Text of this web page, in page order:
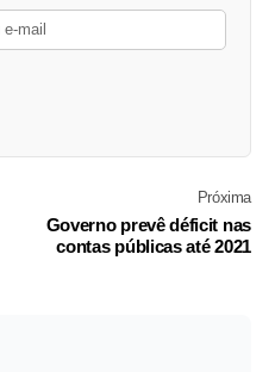
Próxima
Governo prevê déficit nas
contas públicas até 2021